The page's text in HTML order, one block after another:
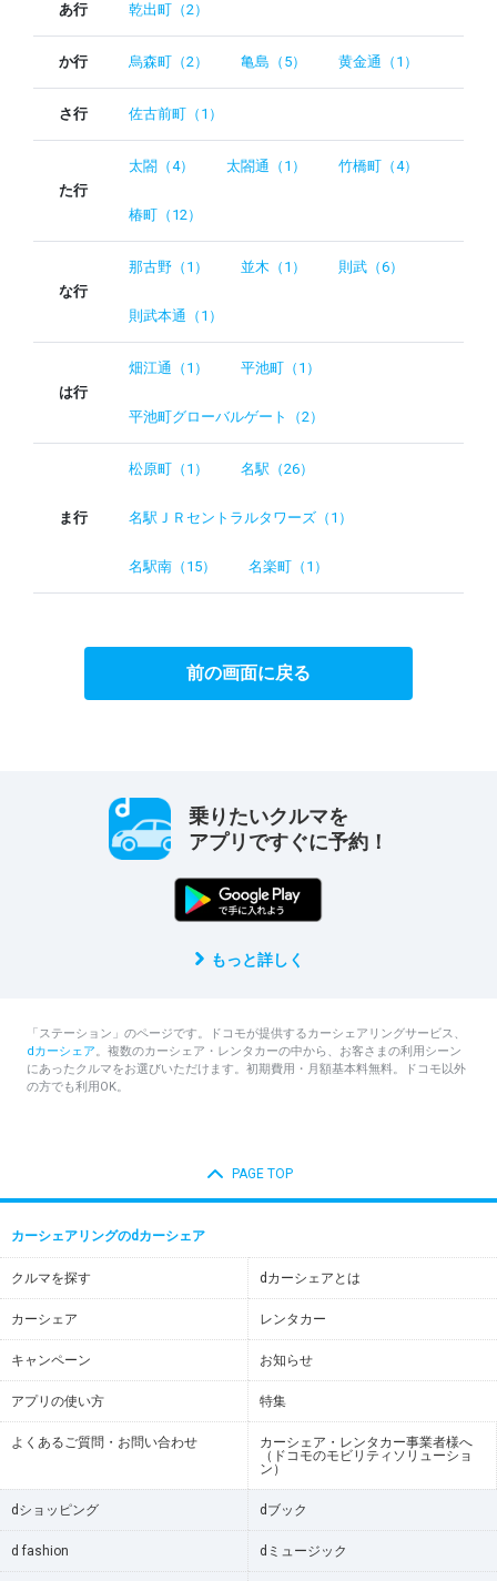
あ行 乾出町（2）
か行 烏森町（2） 亀島（5） 黄金通（1）
さ行 佐古前町（1）
た行
太閤（4） 太閤通（1） 竹橋町（4）
椿町（12）
な行
那古野（1） 並木（1） 則武（6）
則武本通（1）
は行
畑江通（1） 平池町（1）
平池町グローバルゲート（2）
ま行
松原町（1） 名駅（26）
名駅ＪＲセントラルタワーズ（1）
名駅南（15） 名楽町（1）
前の画面に戻る
乗りたいクルマを
アプリですぐに予約！
もっと詳しく
「ステーション」のページです。ドコモが提供するカーシェアリングサービス、
dカーシェア。複数のカーシェア・レンタカーの中から、お客さまの利用シーン
にあったクルマをお選びいただけます。初期費用・月額基本料無料。ドコモ以外
の方でも利用OK。
PAGE TOP
カーシェアリングのdカーシェア
クルマを探す dカーシェアとは
カーシェア レンタカー
キャンペーン お知らせ
アプリの使い方 特集
よくあるご質問・お問い合わせ
カーシェア・レンタカー事業者様へ
（ドコモのモビリティソリューショ
ン）
dショッピング dブック
d fashion dミュージック